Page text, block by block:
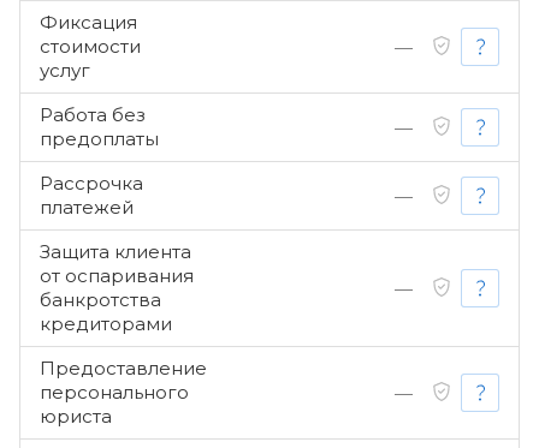
Фиксация
стоимости
услуг
—
Работа без
предоплаты
—
Рассрочка
платежей
—
Защита клиента
от оспаривания
банкротства
кредиторами
—
Предоставление
персонального
юриста
—